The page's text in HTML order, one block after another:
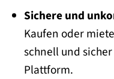
Sichere und
Kaufen oder
schnell und
Plattform.